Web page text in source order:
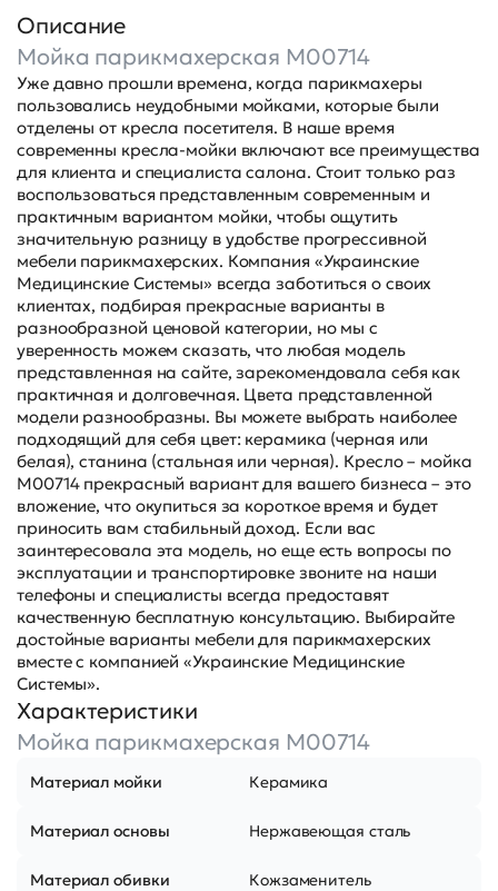
Описание
Мойка парикмахерская М00714
Уже давно прошли времена, когда парикмахеры
пользовались неудобными мойками, которые были
отделены от кресла посетителя. В наше время
современны кресла-мойки включают все преимущества
для клиента и специалиста салона. Стоит только раз
воспользоваться представленным современным и
практичным вариантом мойки, чтобы ощутить
значительную разницу в удобстве прогрессивной
мебели парикмахерских. Компания «Украинские
Медицинские Системы» всегда заботиться о своих
клиентах, подбирая прекрасные варианты в
разнообразной ценовой категории, но мы с
уверенность можем сказать, что любая модель
представленная на сайте, зарекомендовала себя как
практичная и долговечная. Цвета представленной
модели разнообразны. Вы можете выбрать наиболее
подходящий для себя цвет: керамика (черная или
белая), станина (стальная или черная). Кресло – мойка
М00714 прекрасный вариант для вашего бизнеса – это
вложение, что окупиться за короткое время и будет
приносить вам стабильный доход. Если вас
заинтересовала эта модель, но еще есть вопросы по
эксплуатации и транспортировке звоните на наши
телефоны и специалисты всегда предоставят
качественную бесплатную консультацию. Выбирайте
достойные варианты мебели для парикмахерских
вместе с компанией «Украинские Медицинские
Системы».
Характеристики
Мойка парикмахерская М00714
Материал мойки Керамика
Материал основы Нержавеющая сталь
Материал обивки Кожзаменитель